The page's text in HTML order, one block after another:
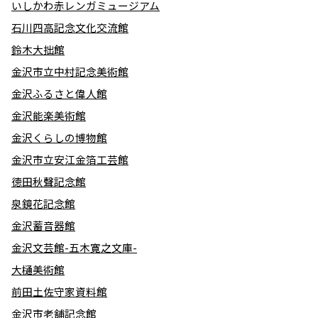
いしかわ赤レンガミュージアム
石川四高記念文化交流館
鈴木大拙館
金沢市立中村記念美術館
金沢ふるさと偉人館
金沢能楽美術館
金沢くらしの博物館
金沢市立安江金箔工芸館
徳田秋聲記念館
泉鏡花記念館
金沢蓄音器館
金沢文芸館-五木寛之文庫-
大樋美術館
前田土佐守家資料館
金沢市老舗記念館